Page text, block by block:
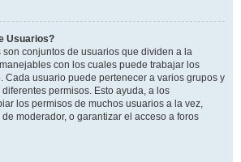
Usuarios?
son conjuntos de usuarios que dividen a la
con los cuales puede trabajar los
Cada usuario puede pertenecer a varios grupos y
permisos. Esto ayuda, a los
los permisos de muchos usuarios a la vez,
moderador, o garantizar el acceso a foros